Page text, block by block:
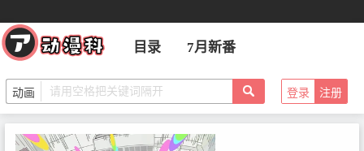
目录 7月新番
登录 注册